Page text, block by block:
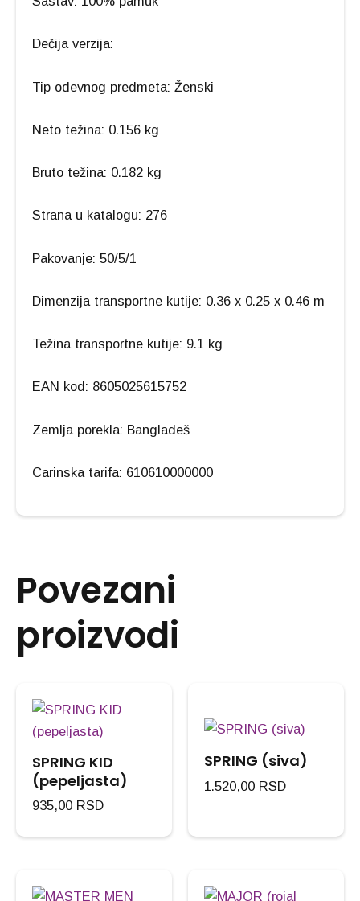
Dečija verzija:
Tip odevnog predmeta: Ženski
Neto težina: 0.156 kg
Bruto težina: 0.182 kg
Strana u katalogu: 276
Pakovanje: 50/5/1
Dimenzija transportne kutije: 0.36 x 0.25 x 0.46 m
Težina transportne kutije: 9.1 kg
EAN kod: 8605025615752
Zemlja porekla: Bangladeš
Carinska tarifa: 610610000000
Povezani
proizvodi
SPRING KID
(pepeljasta)
935,00 RSD
SPRING (siva)
1.520,00 RSD